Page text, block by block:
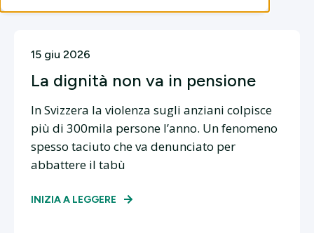
15 giu 2026
La dignità non va in pensione
In Svizzera la violenza sugli anziani colpisce
più di 300mila persone l’anno. Un fenomeno
spesso taciuto che va denunciato per
abbattere il tabù
INIZIA A LEGGERE